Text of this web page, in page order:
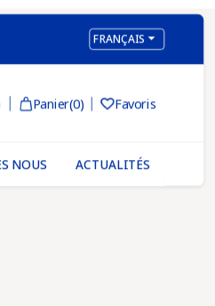
FRANÇAIS
Panier(0) Favoris
ACTUALITÉS
NOUS